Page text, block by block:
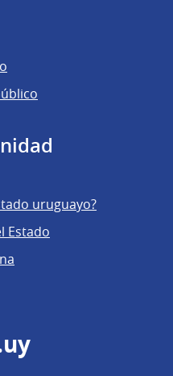
uruguayo?
Estado